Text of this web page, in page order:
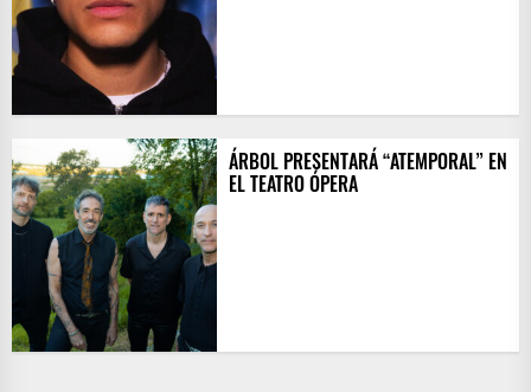
ÁRBOL PRESENTARÁ “ATEMPORAL” EN
EL TEATRO ÓPERA